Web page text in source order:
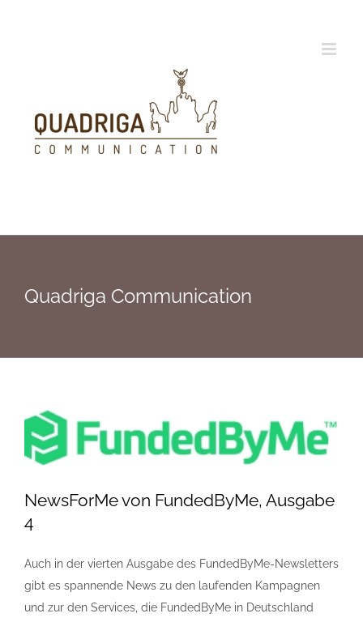
Quadriga Communication
NewsForMe von FundedByMe, Ausgabe
4
Auch in der vierten Ausgabe des FundedByMe-Newsletters
gibt es spannende News zu den laufenden Kampagnen
und zur den Services, die FundedByMe in Deutschland